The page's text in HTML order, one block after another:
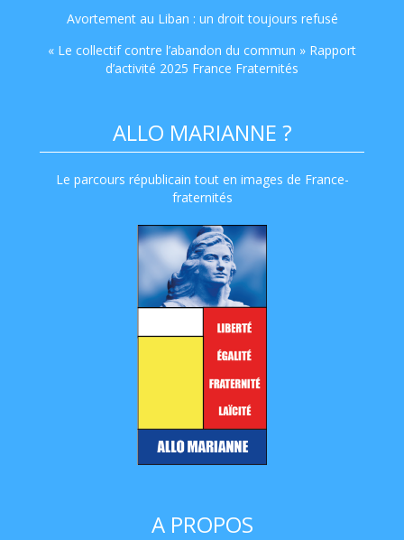
Avortement au Liban : un droit toujours refusé
« Le collectif contre l’abandon du commun » Rapport
d’activité 2025 France Fraternités
ALLO MARIANNE ?
Le parcours républicain tout en images de France-
fraternités
A PROPOS